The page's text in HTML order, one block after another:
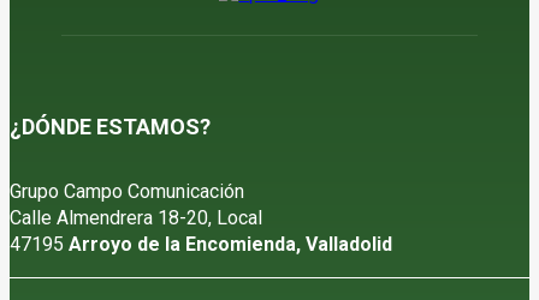
¿DÓNDE ESTAMOS?
Grupo Campo Comunicación
Calle Almendrera 18-20, Local
47195 Arroyo de la Encomienda, Valladolid